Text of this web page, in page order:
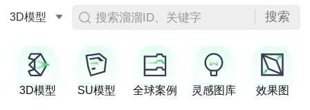
3D模型 搜索溜溜ID、关键字 搜索
3D模型 SU模型 全球案例 灵感图库 效果图